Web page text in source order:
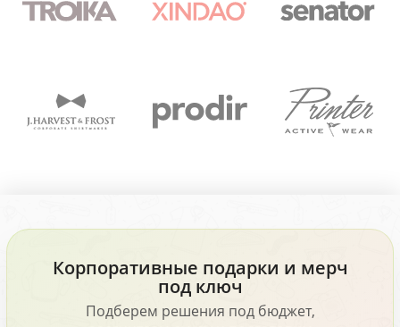
Корпоративные подарки и мерч
под ключ
Подберем решения под бюджет,